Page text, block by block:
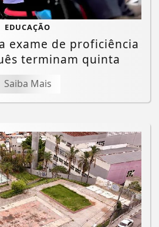
EDUCAÇÃO
exame de proficiência
terminam quinta
Saiba Mais